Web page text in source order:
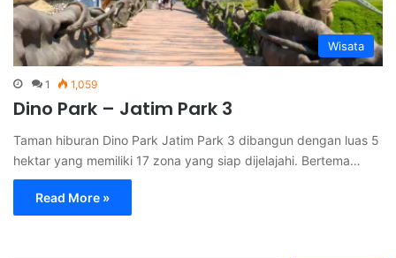
Wisata
1 1,059
Dino Park – Jatim Park 3
Taman hiburan Dino Park Jatim Park 3 dibangun dengan luas 5
hektar yang memiliki 17 zona yang siap dijelajahi. Bertema…
Read More »